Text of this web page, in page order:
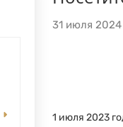
31 июля 2024
1 июля 2023